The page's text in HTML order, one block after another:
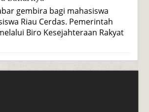
gembira bagi mahasiswa
Riau Cerdas. Pemerintah
Biro Kesejahteraan Rakyat